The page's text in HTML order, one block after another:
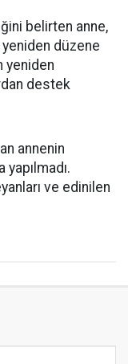
belirten anne,
yeniden düzene
yeniden
destek
annenin
ve edinilen